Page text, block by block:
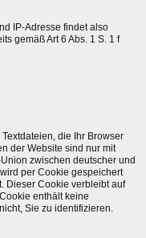
IP-Adresse findet also
gemäß Art 6 Abs. 1 S. 1 f
die Ihr Browser
der Website sind nur mit
zwischen deutscher und
per Cookie gespeichert
Dieser Cookie verbleibt auf
enthält keine
Sie zu identifizieren.